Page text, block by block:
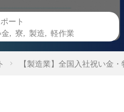
ート
金 寮 製造 軽作業
【製造業】全国入社祝い金